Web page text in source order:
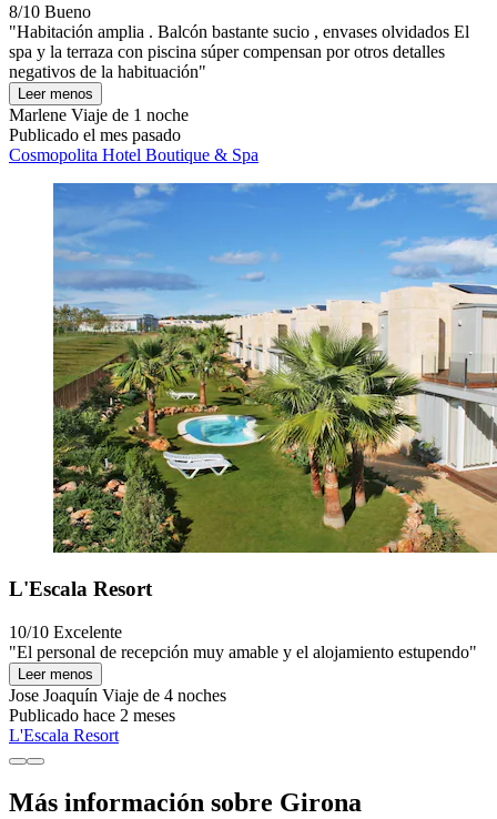
8/10 Bueno
"Habitación amplia . Balcón bastante sucio , envases olvidados El
spa y la terraza con piscina súper compensan por otros detalles
negativos de la habituación"
Leer menos
Marlene Viaje de 1 noche
Publicado el mes pasado
Cosmopolita Hotel Boutique & Spa
L'Escala Resort
10/10 Excelente
"El personal de recepción muy amable y el alojamiento estupendo"
Leer menos
Jose Joaquín Viaje de 4 noches
Publicado hace 2 meses
L'Escala Resort
Más información sobre Girona